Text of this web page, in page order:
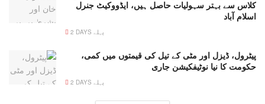
کلاس سے بہتر سہولیات حاصل ہیں، ایڈووکیٹ جنرل
اسلام آباد
2 DAYS پہلے
پیٹرول، ڈیزل اور مٹی کے تیل کی قیمتوں میں کمی،
حکومت کا نیا نوٹیفکیشن جاری
2 DAYS پہلے